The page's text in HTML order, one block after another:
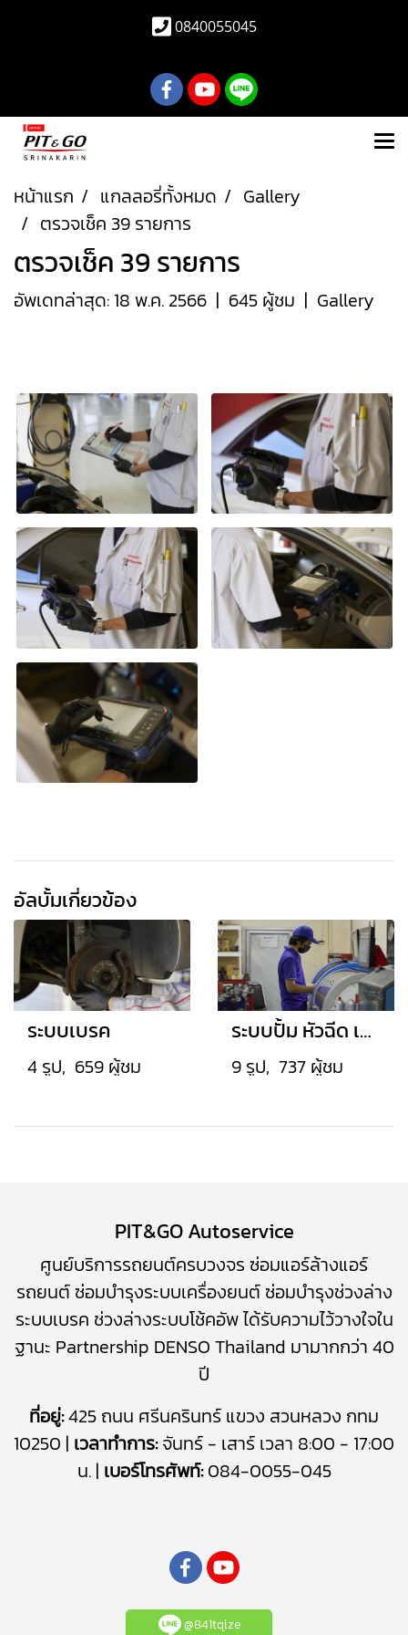
0840055045
หน้าแรก แกลลอรี่ทั้งหมด
Gallery
ตรวจเช็ค 39 รายการ
ตรวจเช็ค 39 รายการ
อัพเดทล่าสุด: 18 พ.ค. 2566 | 645 ผู้ชม | Gallery
อัลบั้มเกี่ยวข้อง
ระบบเบรค
4 รูป, 659 ผู้ชม
ระบบปั้ม หัวฉีด เทอร์โบ เครื่องยนต์ดีเซล
9 รูป, 737 ผู้ชม
PIT&GO Autoservice
ศูนย์บริการรถยนต์ครบวงจร ซ่อมแอร์ล้างแอร์
รถยนต์​ ซ่อมบำรุงระบบเครื่องยนต์ซ่อมบำรุงช่วงล่าง
ระบบเบรค ช่วงล่างระบบโช้คอัพได้รับความไว้วางใจใน
ฐานะ Partnership DENSO Thailand มามากกว่า 40
ปี
ที่อยู่:425 ถนน ศรีนครินทร์ แขวง สวนหลวง กทม
10250 | เวลาทำการ:จันทร์ - เสาร์ เวลา 8:00 - 17:00
น. | เบอร์โทรศัพท์: 084-0055-045
@841tqlze